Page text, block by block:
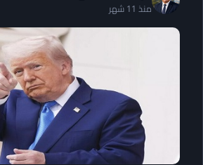
منذ 11 شهر